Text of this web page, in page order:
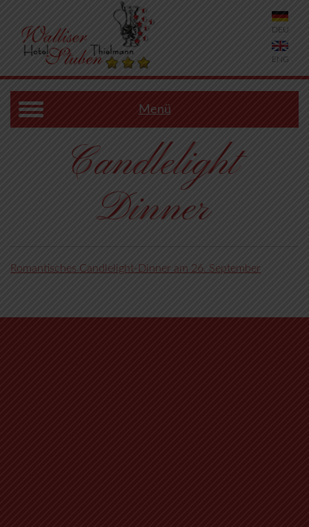
DEU
ENG
Menü
Candlelight
Dinner
Romantisches Candlelight-Dinner am 26. September